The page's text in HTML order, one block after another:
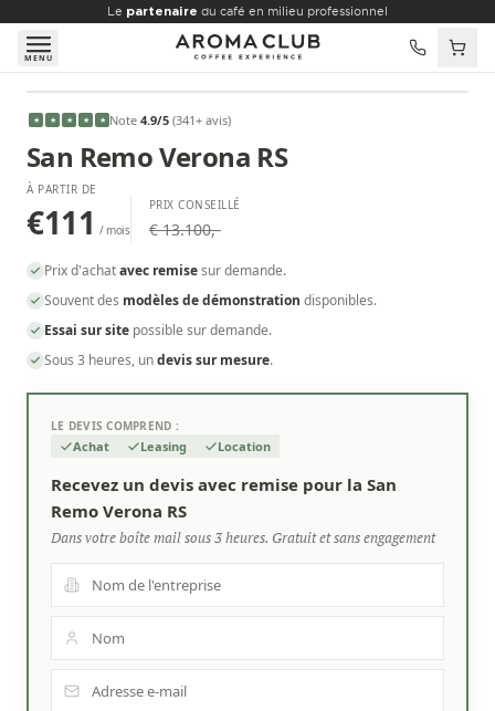
Aller au contenu principal
Le partenaire du café en milieu professionnel
MENU
À PARTIR DE
€111
★ ★ ★ ★ ★ Note 4.9/5 (341+ avis)
San Remo Verona RS
À PARTIR DE
€111 / mois
PRIX CONSEILLÉ
€ 13.100,-
Prix d'achatavec remisesur demande.
Souvent des modèles de démonstration disponibles.
Essai sur site possible sur demande.
Sous 3 heures, undevis sur mesure.
LE DEVIS COMPREND :
Achat Leasing Location
Recevez un devis avec remise pour la San
Remo Verona RS
Dans votre boîte mail sous 3 heures. Gratuit et sans engagement